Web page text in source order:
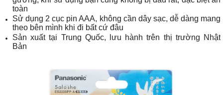
toàn
Sử dụng 2 cục pin AAA, không cần dây sạc, dễ dàng mang
theo bên mình khi đi bất cứ đâu
Sản xuất tại Trung Quốc, lưu hành trên thị trường Nhật
Bản